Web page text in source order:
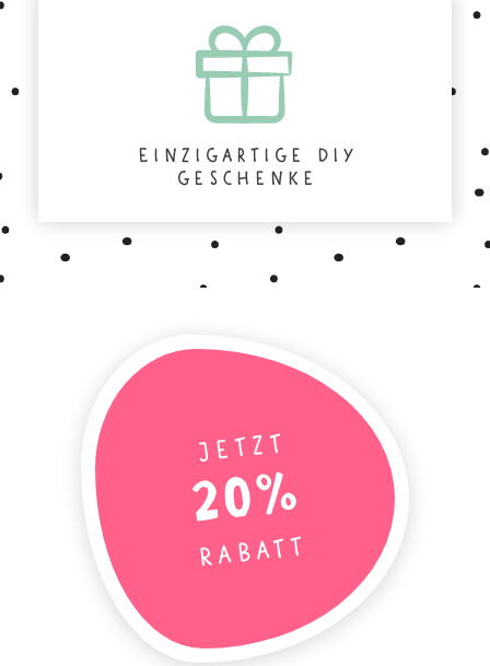
Einzigartige DIY
geschenke
Jetzt
20%
Rabatt